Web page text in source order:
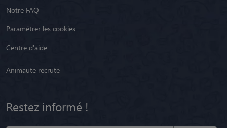
Notre FAQ
Paramétrer les cookies
Centre d'aide
Animaute recrute
Restez informé !